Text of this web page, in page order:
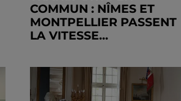
COMMUN : NÎMES ET
MONTPELLIER PASSENT
LA VITESSE...